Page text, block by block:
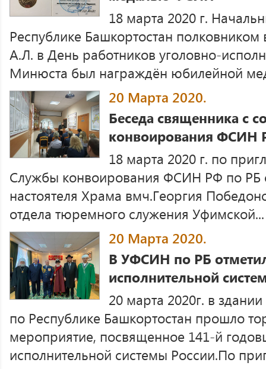
18 марта 2020 г.
Республике Башкортостан
А.Л. в День работников уголовно-
Минюста был награждён юбилейной
20 Марта 2020.
Беседа священника с
конвоирования ФСИН
18 марта 2020 г. по
Службы конвоирования ФСИН РФ по РБ
настоятеля Храма вмч.Георгия
отдела тюремного служения Уфимской...
20 Марта 2020.
В УФСИН по РБ
исполнительной
20 марта 2020г. в
по Республике Башкортостан прошло
мероприятие, посвященное 141-й
исполнительной системы России.По